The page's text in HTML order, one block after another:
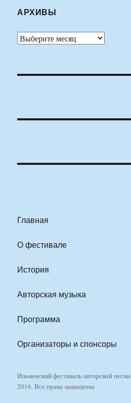
АРХИВЫ
Архивы
Главная
О фестивале
История
Авторская музыка
Программа
Организаторы и спонсоры
Ильменский фестиваль авторской песни
2016. Все права защищены